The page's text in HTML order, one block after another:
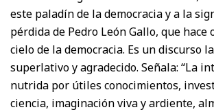
este paladín de la democracia y a la
pérdida de Pedro León Gallo, que hace
cielo de la democracia. Es un discurso
superlativo y agradecido. Señala: “La
nutrida por útiles conocimientos,
ciencia, imaginación viva y ardiente,